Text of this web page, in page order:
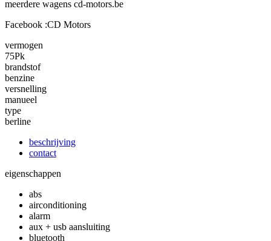
meerdere wagens cd-motors.be
Facebook :CD Motors
vermogen
75Pk
brandstof
benzine
versnelling
manueel
type
berline
beschrijving
contact
eigenschappen
abs
airconditioning
alarm
aux + usb aansluiting
bluetooth